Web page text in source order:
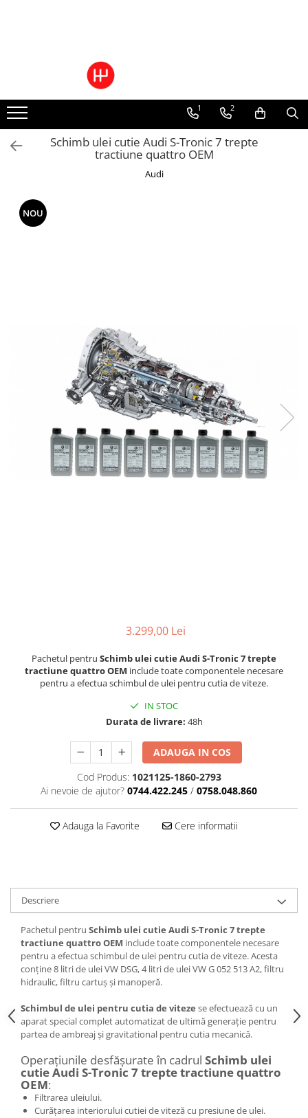
Ulei cutie automata
Filtre cutii automate
1 2
Schimb ulei cutie Audi S-Tronic 7 trepte
tractiune quattro OEM
Audi
NOU
3.299,00 Lei
Pachetul pentru Schimb ulei cutie Audi S-Tronic 7 trepte
tractiune quattro OEM include toate componentele necesare
pentru a efectua schimbul de ulei pentru cutia de viteze.
IN STOC
Durata de livrare: 48h
ADAUGA IN COS
Cod Produs: 1021125-1860-2793
Ai nevoie de ajutor? 0744.422.245 / 0758.048.860
Adauga la Favorite Cere informatii
Descriere
Pachetul pentru Schimb ulei cutie Audi S-Tronic 7 trepte
tractiune quattro OEM include toate componentele necesare
pentru a efectua schimbul de ulei pentru cutia de viteze. Acesta
conține 8 litri de ulei VW DSG, 4 litri de ulei VW G 052 513 A2, filtru
hidraulic, filtru cartuș și manoperă.
Schimbul de ulei pentru cutia de viteze se efectuează cu un
aparat special complet automatizat de ultimă generație pentru
partea de ambreaj și gravitational pentru cutia mecanică.
Operațiunile desfășurate în cadrul Schimb ulei
cutie Audi S-Tronic 7 trepte tractiune quattro
OEM:
Filtrarea uleiului.
Curățarea interiorului cutiei de viteză cu presiune de ulei.